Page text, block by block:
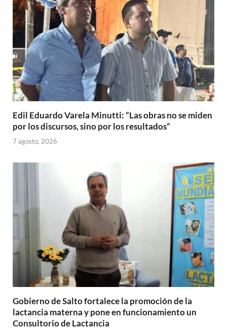
Edil Eduardo Varela Minutti: “Las obras no se miden
por los discursos, sino por los resultados”
7 agosto, 2026
Gobierno de Salto fortalece la promoción de la
lactancia materna y pone en funcionamiento un
Consultorio de Lactancia